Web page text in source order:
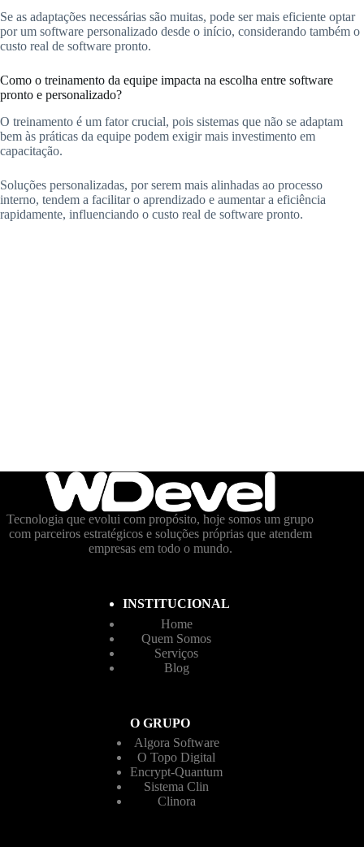
Se as adaptações necessárias são muitas, pode ser mais eficiente optar
por um software personalizado desde o início, considerando também o
custo real de software pronto.
Como o treinamento da equipe impacta na escolha entre software
pronto e personalizado?
O treinamento é um fator crucial, pois sistemas que não se adaptam
bem às práticas da equipe podem exigir mais investimento em
capacitação.
Soluções personalizadas, por serem mais alinhadas ao processo
interno, tendem a facilitar o aprendizado e aumentar a eficiência
rapidamente, influenciando o custo real de software pronto.
Tecnologia que evolui com propósito, hoje somos um grupo
com parceiros estratégicos e soluções próprias que atendem
empresas em todo o mundo.
INSTITUCIONAL
Home
Quem Somos
Serviços
Blog
O GRUPO
Algora Software
O Topo Digital
Encrypt-Quantum
Sistema Clin
Clinora